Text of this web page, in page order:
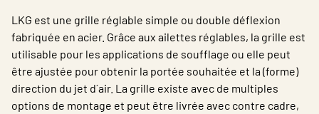
Downloads
Identification
Choisir la langue
Switzerland - French
LKG est une grille réglable simple ou double déflexion
fabriquée en acier. Grâce aux ailettes réglables, la grille est
utilisable pour les applications de soufflage ou elle peut
être ajustée pour obtenir la portée souhaitée et la (forme)
direction du jet d´air. La grille existe avec de multiples
options de montage et peut être livrée avec contre cadre,